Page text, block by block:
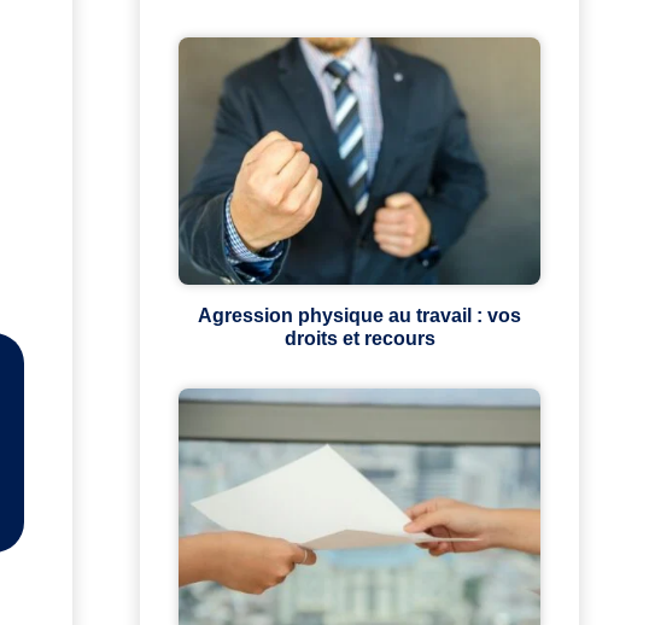
Agression physique au travail : vos
droits et recours